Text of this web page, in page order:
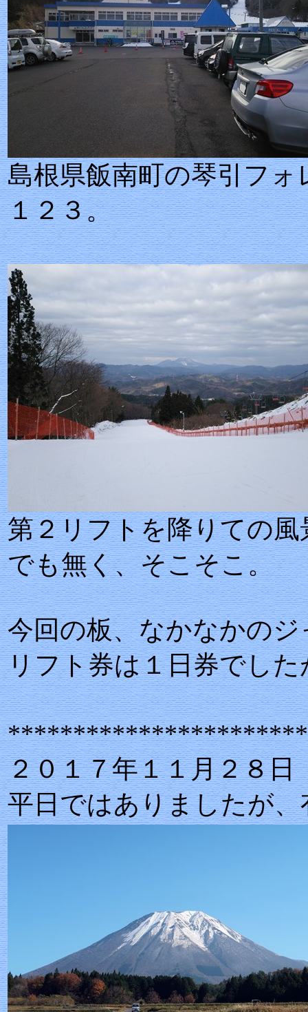
島根県飯南町の琴引フ
１２３。
第２リフトを降
でも無く、そこそこ。
今回の板、なかなかの
リフト券は１日券でし
２０１７年１１月２８日
平日ではありましたが